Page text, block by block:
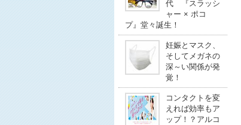
代 『スラッシ
ャー × ポコ
プ』堂々誕生！
妊娠とマスク、
そしてメガネの
深～い関係が発
覚！
コンタクトを変
えれば効率もア
ップ！？アルコ